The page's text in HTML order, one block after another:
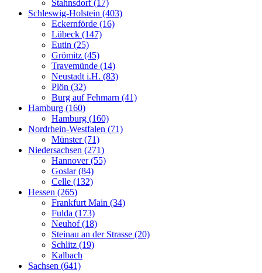
Stahnsdorf (17)
Schleswig-Holstein (403)
Eckernförde (16)
Lübeck (147)
Eutin (25)
Grömitz (45)
Travemünde (14)
Neustadt i.H. (83)
Plön (32)
Burg auf Fehmarn (41)
Hamburg (160)
Hamburg (160)
Nordrhein-Westfalen (71)
Münster (71)
Niedersachsen (271)
Hannover (55)
Goslar (84)
Celle (132)
Hessen (265)
Frankfurt Main (34)
Fulda (173)
Neuhof (18)
Steinau an der Strasse (20)
Schlitz (19)
Kalbach
Sachsen (641)